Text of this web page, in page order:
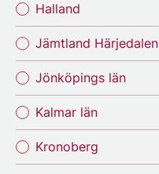
Halland
Jämtland Härjedalen
Jönköpings län
Kalmar län
Kronoberg